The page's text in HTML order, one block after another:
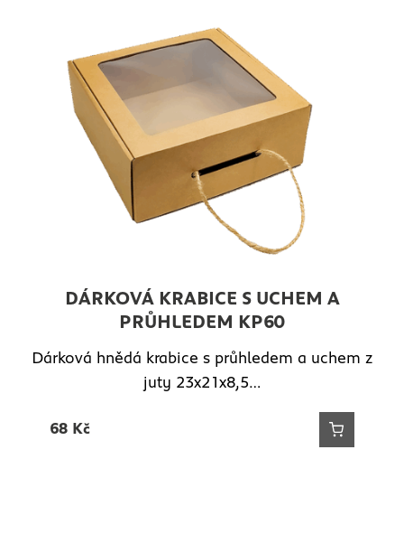
DÁRKOVÁ KRABICE S UCHEM A
PRŮHLEDEM KP60
Dárková hnědá krabice s průhledem a uchem z
juty 23x21x8,5…
68Kč